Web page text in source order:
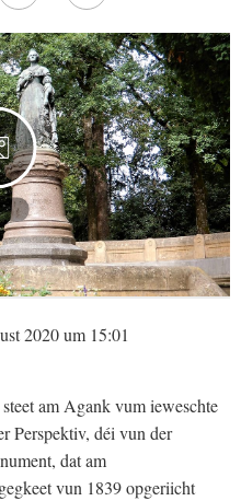
2020 um 15:01
am Agank vum ieweschte
Perspektiv, déi vun der
dat am
vun 1839 opgeriicht